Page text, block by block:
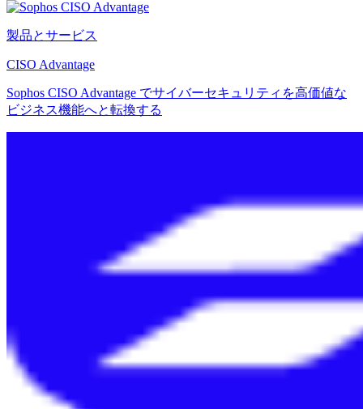
製品とサービス
CISO Advantage
Sophos CISO Advantage でサイバーセキュリティを高価値な
ビジネス機能へと転換する